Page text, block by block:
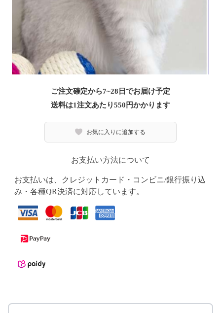
ご注文確定から7~28日でお届け予定
送料は1注文あたり550 円かかります
お気に入りに追加する
お支払い方法について
お支払いは、クレジットカード・コンビニ/銀行振り込
み・各種QR決済に対応しています。